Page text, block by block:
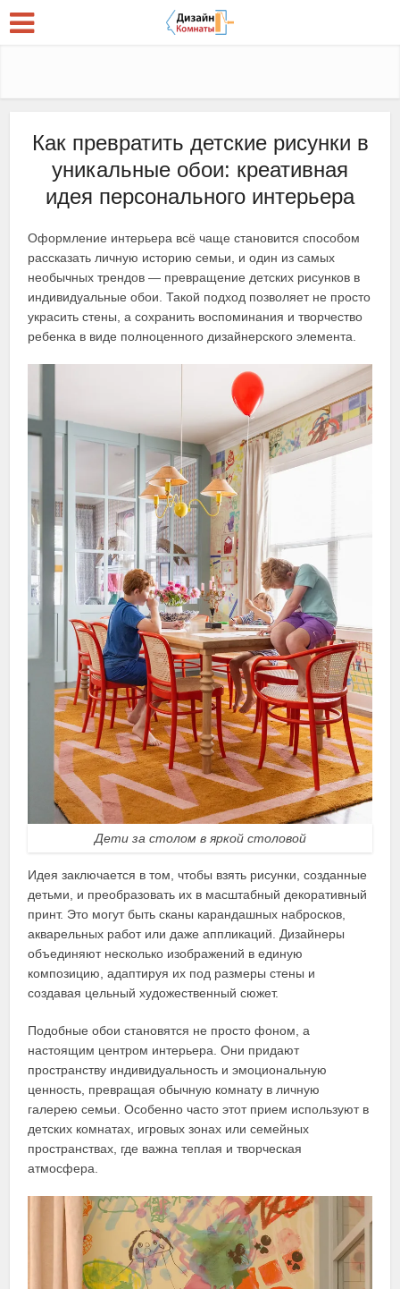
Как превратить детские рисунки в
уникальные обои: креативная
идея персонального интерьера
Оформление интерьера всё чаще становится способом
рассказать личную историю семьи, и один из самых
необычных трендов — превращение детских рисунков в
индивидуальные обои. Такой подход позволяет не просто
украсить стены, а сохранить воспоминания и творчество
ребенка в виде полноценного дизайнерского элемента.
Дети за столом в яркой столовой
Идея заключается в том, чтобы взять рисунки, созданные
детьми, и преобразовать их в масштабный декоративный
принт. Это могут быть сканы карандашных набросков,
акварельных работ или даже аппликаций. Дизайнеры
объединяют несколько изображений в единую
композицию, адаптируя их под размеры стены и
создавая цельный художественный сюжет.
Подобные обои становятся не просто фоном, а
настоящим центром интерьера. Они придают
пространству индивидуальность и эмоциональную
ценность, превращая обычную комнату в личную
галерею семьи. Особенно часто этот прием используют в
детских комнатах, игровых зонах или семейных
пространствах, где важна теплая и творческая
атмосфера.